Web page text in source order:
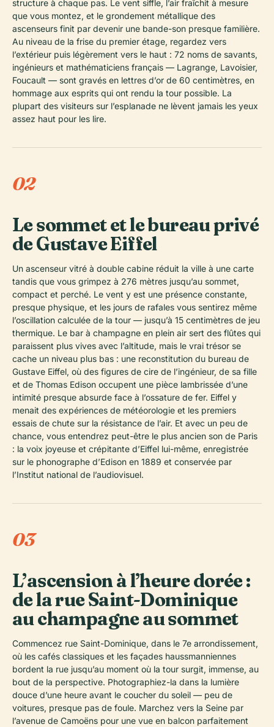
structure à chaque pas. Le vent siffle, l’air fraîchit à mesure
que vous montez, et le grondement métallique des
ascenseurs finit par devenir une bande-son presque familière.
Au niveau de la frise du premier étage, regardez vers
l’extérieur puis légèrement vers le haut : 72 noms de savants,
ingénieurs et mathématiciens français — Lagrange, Lavoisier,
Foucault — sont gravés en lettres d’or de 60 centimètres, en
hommage aux esprits qui ont rendu la tour possible. La
plupart des visiteurs sur l’esplanade ne lèvent jamais les yeux
assez haut pour les lire.
02
Le sommet et le bureau privé
de Gustave Eiffel
Un ascenseur vitré à double cabine réduit la ville à une carte
tandis que vous grimpez à 276 mètres jusqu’au sommet,
compact et perché. Le vent y est une présence constante,
presque physique, et les jours de rafales vous sentirez même
l’oscillation calculée de la tour — jusqu’à 15 centimètres de jeu
thermique. Le bar à champagne en plein air sert des flûtes qui
paraissent plus vives avec l’altitude, mais le vrai trésor se
cache un niveau plus bas : une reconstitution du bureau de
Gustave Eiffel, où des figures de cire de l’ingénieur, de sa fille
et de Thomas Edison occupent une pièce lambrissée d’une
intimité presque absurde face à l’ossature de fer. Eiffel y
menait des expériences de météorologie et les premiers
essais de chute sur la résistance de l’air. Et avec un peu de
chance, vous entendrez peut-être le plus ancien son de Paris
: la voix joyeuse et crépitante d’Eiffel lui-même, enregistrée
sur le phonographe d’Edison en 1889 et conservée par
l’Institut national de l’audiovisuel.
03
L’ascension à l’heure dorée :
de la rue Saint-Dominique
au champagne au sommet
Commencez rue Saint-Dominique, dans le 7e arrondissement,
où les cafés classiques et les façades haussmanniennes
bordent la rue jusqu’au moment où la tour surgit, immense, au
bout de la perspective. Photographiez-la dans la lumière
douce d’une heure avant le coucher du soleil — peu de
voitures, presque pas de foule. Marchez vers la Seine par
l’avenue de Camoëns pour une vue en balcon parfaitement